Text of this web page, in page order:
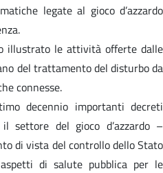
legate al gioco d’azzardo
illustrato le attività offerte dalle
del trattamento del disturbo da
connesse.
decennio importanti decreti
settore del gioco d’azzardo –
di vista del controllo dello Stato
di salute pubblica per le